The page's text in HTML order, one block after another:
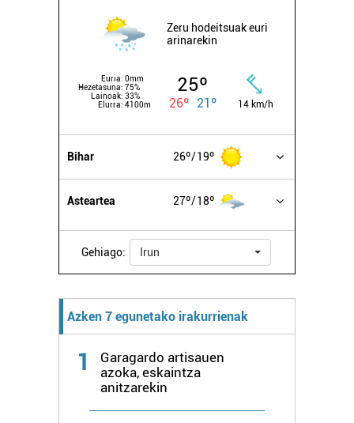
Zeru hodeitsuak euri
arinarekin
Euria: 0mm
Hezetasuna: 75%
Lainoak: 33%
Elurra: 4100m
25º
26º 21º 14 km/h
Bihar 26º 19º
Asteartea 27º 18º
Gehiago: Irun
Azken 7 egunetako irakurrienak
1
Garagardo artisauen
azoka, eskaintza
anitzarekin